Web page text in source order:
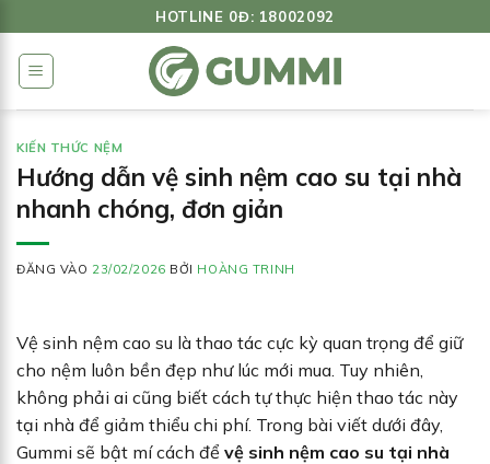
qua
dung
HOTLINE 0Đ: 18002092
KIẾN THỨC NỆM
Hướng dẫn vệ sinh nệm cao su tại nhà
nhanh chóng, đơn giản
ĐĂNG VÀO 23/02/2026 BỞI HOÀNG TRINH
Vệ sinh nệm cao su là thao tác cực kỳ quan trọng để giữ
cho nệm luôn bền đẹp như lúc mới mua. Tuy nhiên,
không phải ai cũng biết cách tự thực hiện thao tác này
tại nhà để giảm thiểu chi phí. Trong bài viết dưới đây,
Gummi sẽ bật mí cách để vệ sinh nệm cao su tại nhà